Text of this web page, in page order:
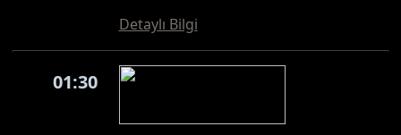
Detaylı Bilgi
01:30